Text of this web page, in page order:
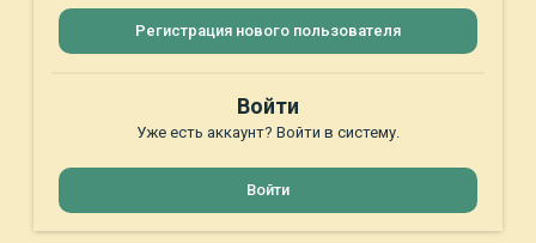
Регистрация нового пользователя
Войти
Уже есть аккаунт? Войти в систему.
Войти